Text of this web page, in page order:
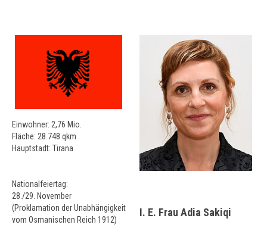
Einwohner: 2,76 Mio.
Fläche: 28.748 qkm
Hauptstadt: Tirana
Nationalfeiertag:
28./29. November
(Proklamation der Unabhängigkeit
vom Osmanischen Reich 1912)
I. E. Frau Adia Sakiqi